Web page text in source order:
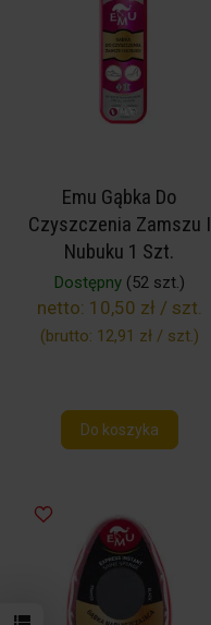
Emu Gąbka Do
Czyszczenia Zamszu I
Nubuku 1 Szt.
Dostępny(52 szt.)
netto: 10,50 zł / szt.
(brutto: 12,91 zł / szt.)
Do koszyka